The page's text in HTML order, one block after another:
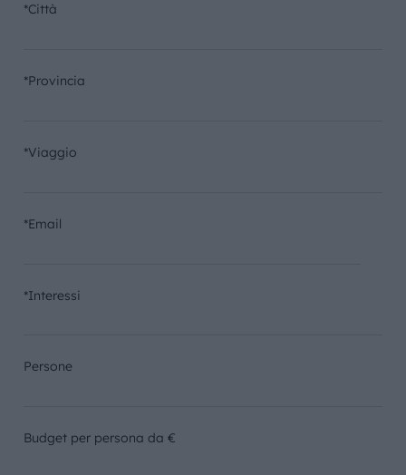
*Città
*Provincia
*Viaggio
*Email
*Interessi
Persone
Budget per persona da €